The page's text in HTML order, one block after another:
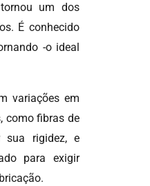
um dos
É conhecido
-o ideal
variações em
como fibras de
sua rigidez, e
para exigir